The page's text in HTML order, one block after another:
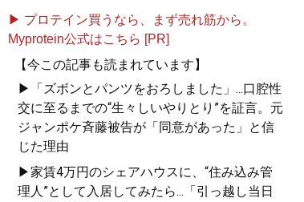
▶ プロテイン買うなら、まず売れ筋から。
Myprotein公式はこちら [PR]
【今この記事も読まれています】
▶「ズボンとパンツをおろしました」...口腔性
交に至るまでの“生々しいやりとり”を証言。元
ジャンポケ斉藤被告が「同意があった」と信
じた理由
▶家賃4万円のシェアハウスに、“住み込み管
理人”として入居してみたら...「引っ越し当日